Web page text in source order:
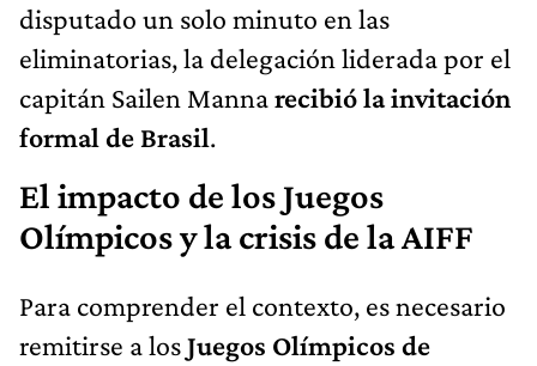
disputado un solo minuto en las
eliminatorias, la delegación liderada por el
capitán Sailen Mannarecibió la invitación
formal de Brasil.
El impacto de los Juegos
Olímpicos y la crisis de la AIFF
Para comprender el contexto, es necesario
remitirse a losJuegos Olímpicos de